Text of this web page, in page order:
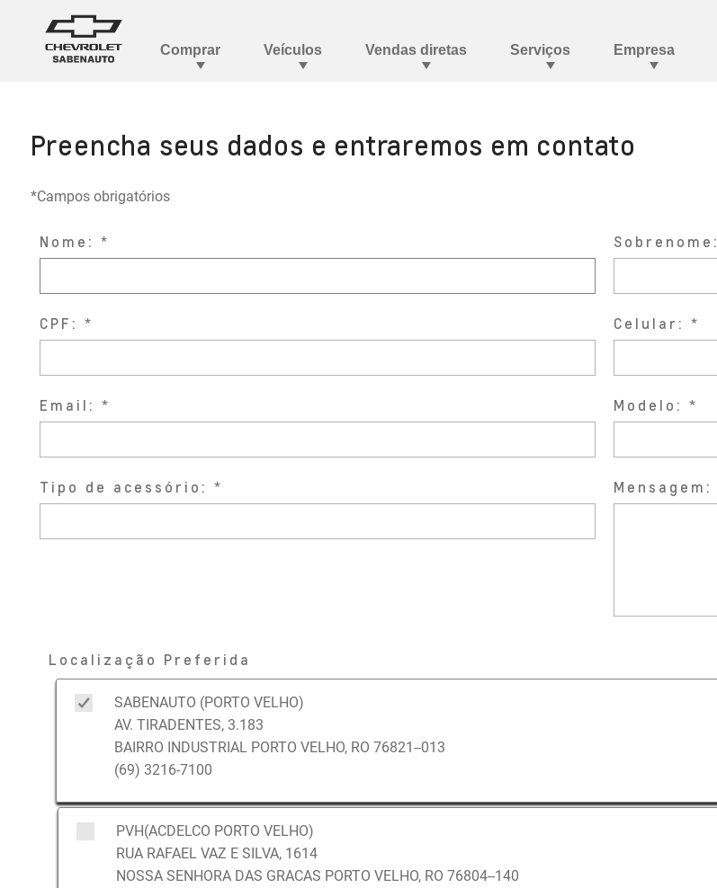
Preencha seus dados e entraremos em contato
*Campos obrigatórios
Nome: Sobrenome:
CPF: Celular:
Email: Modelo:
Tipo de acessório: Mensagem:
Localização Preferida
SABENAUTO (PORTO VELHO)
AV. TIRADENTES, 3.183
BAIRRO INDUSTRIAL PORTO VELHO, RO 76821--013
(69) 3216-7100
PVH(ACDELCO PORTO VELHO)
RUA RAFAEL VAZ E SILVA, 1614
NOSSA SENHORA DAS GRACAS PORTO VELHO, RO 76804--140